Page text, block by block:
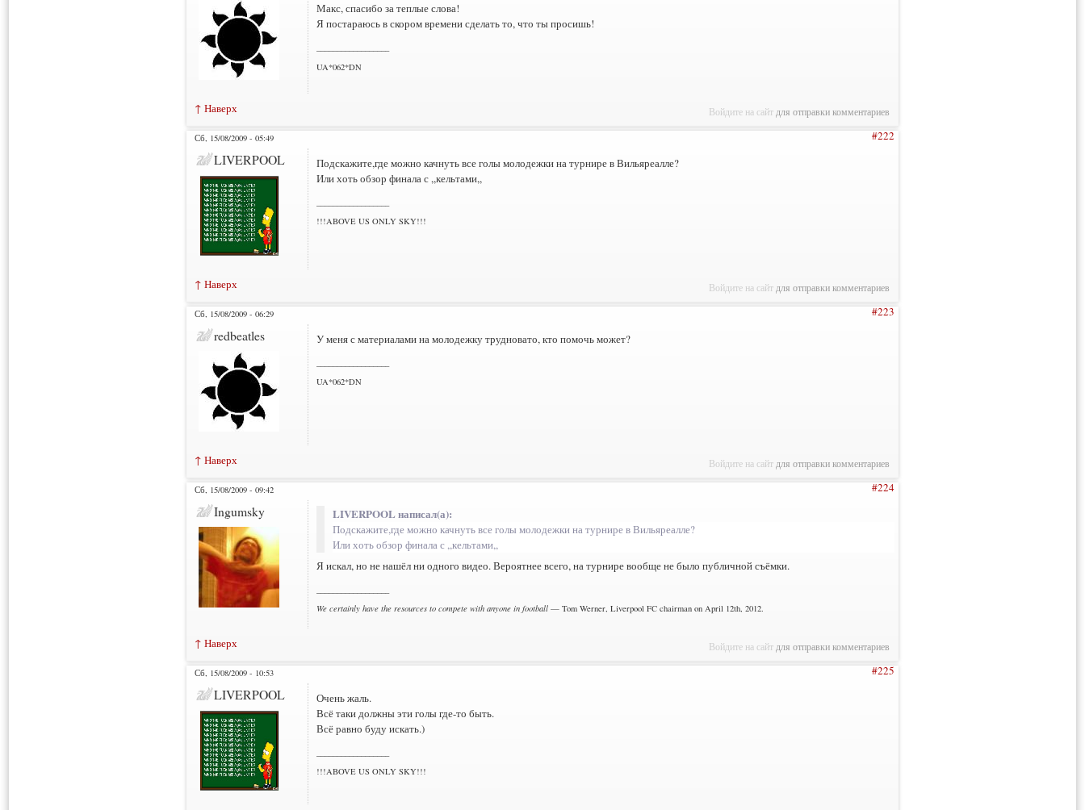
Макс, спасибо за теплые слова!
Я постараюсь в скором времени сделать то, что ты просишь!
UA*062*DN
↑ Наверх Войдите на сайт для отправки комментариев
Сб, 15/08/2009 - 05:49 #222
LIVERPOOL
Подскажите,где можно качнуть все голы молодежки на турнире в Вильяреалле?
Или хоть обзор финала с ,,кельтами,,
!!!ABOVE US ONLY SKY!!!
↑ Наверх Войдите на сайт для отправки комментариев
Сб, 15/08/2009 - 06:29 #223
redbeatles У меня с материалами на молодежку трудновато, кто помочь может?
UA*062*DN
↑ Наверх Войдите на сайт для отправки комментариев
Сб, 15/08/2009 - 09:42 #224
Ingumsky LIVERPOOL написал(а):
Подскажите,где можно качнуть все голы молодежки на турнире в Вильяреалле?
Или хоть обзор финала с ,,кельтами,,
Я искал, но не нашёл ни одного видео. Вероятнее всего, на турнире вообще не было публичной съёмки.
We certainly have the resources to compete with anyone in football — Tom Werner, Liverpool FC chairman on April 12th, 2012.
↑ Наверх Войдите на сайт для отправки комментариев
Сб, 15/08/2009 - 10:53 #225
LIVERPOOL
Очень жаль.
Всё таки должны эти голы где-то быть.
Всё равно буду искать.)
!!!ABOVE US ONLY SKY!!!